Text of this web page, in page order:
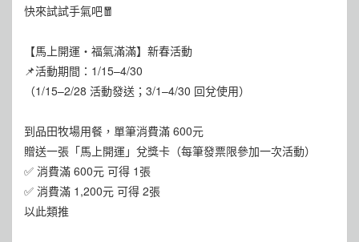
快來試試手氣吧🧧
【馬上開運・福氣滿滿】新春活動
📌活動期間：1/15–4/30
（1/15–2/28 活動發送；3/1–4/30 回兌使用）
到品田牧場用餐，單筆消費滿 600元
贈送一張「馬上開運」兌獎卡（每筆發票限參加一次活動）
✅ 消費滿 600元 可得 1張
✅ 消費滿 1,200元 可得 2張
以此類推